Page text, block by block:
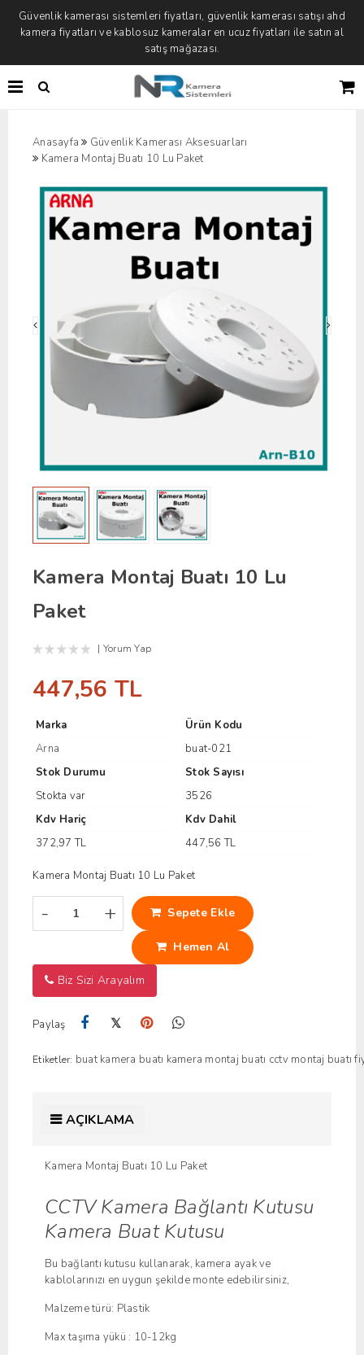
Güvenlik kamerası sistemleri fiyatları, güvenlik kamerası satışı ahd
kamera fiyatları ve kablosuz kameralar en ucuz fiyatları ile satın al
satış mağazası.
Anasayfa
Güvenlik Kamerası Aksesuarları
Kamera Montaj Buatı 10 Lu Paket
Kamera Montaj Buatı 10 Lu
Paket
Yorum Yap
447,56 TL
Marka
Arna
Ürün Kodu
buat-021
Stok Durumu
Stokta var
Stok Sayısı
3526
Kdv Hariç
372,97 TL
Kdv Dahil
447,56 TL
Kamera Montaj Buatı 10 Lu Paket
- + Sepete Ekle
Hemen Al
Biz Sizi Arayalım
Paylaş 𝕏
Etiketler: buat kamera buatı kamera montaj buatı cctv montaj buatı
AÇIKLAMA
Kamera Montaj Buatı 10 Lu Paket
CCTV Kamera Bağlantı Kutusu
Kamera Buat Kutusu
Bu bağlantı kutusu kullanarak, kamera ayak ve
kablolarınızı en uygun şekilde monte edebilirsiniz,
Malzeme türü: Plastik
Max taşıma yükü : 10-12kg